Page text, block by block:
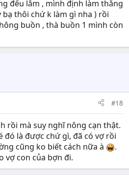
đểu lắm , mình định làm thằng
thôi chứ k làm gì nha ) rồi
buồn , thà buồn 1 mình còn
#18
rồi mà suy nghĩ nông cạn thật.
đó là được chứ gì, đã có vợ rồi
cũng ko biết cách nữa à
.
vợ con của bợn đi.